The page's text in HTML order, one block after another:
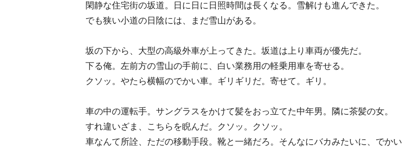
閑静な住宅街の坂道。日に日に日照時間は長くなる。雪解けも進んできた。
でも狭い小道の日陰には、まだ雪山がある。
坂の下から、大型の高級外車が上ってきた。坂道は上り車両が優先だ。
下る俺。左前方の雪山の手前に、白い業務用の軽乗用車を寄せる。
クソッ。やたら横幅のでかい車。ギリギリだ。寄せて。ギリ。
車の中の運転手。サングラスをかけて髪をおっ立てた中年男。隣に茶髪の女。
すれ違いざま、こちらを睨んだ。クソッ。クソッ。
車なんて所詮、ただの移動手段。靴と一緒だろ。そんなにバカみたいに、でかい